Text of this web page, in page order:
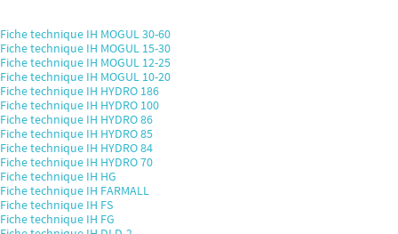
Fiche technique IH MOGUL 30-60
Fiche technique IH MOGUL 15-30
Fiche technique IH MOGUL 12-25
Fiche technique IH MOGUL 10-20
Fiche technique IH HYDRO 186
Fiche technique IH HYDRO 100
Fiche technique IH HYDRO 86
Fiche technique IH HYDRO 85
Fiche technique IH HYDRO 84
Fiche technique IH HYDRO 70
Fiche technique IH HG
Fiche technique IH FARMALL
Fiche technique IH FS
Fiche technique IH FG